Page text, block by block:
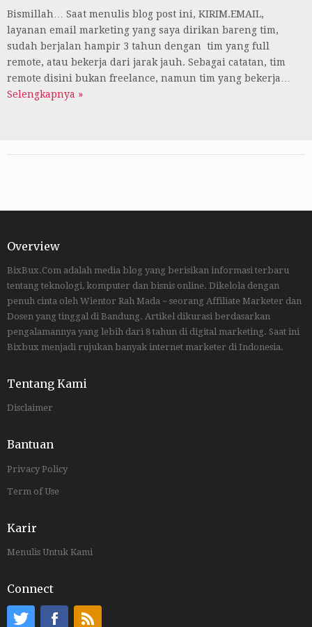
Bismillah… Saat menulis blog post ini, KIRIM.EMAIL,
layanan email marketing yang saya dirikan bareng tim,
sudah berjalan hampir 3 tahun dengan tim yang full
remote, atau bekerja dari jarak jauh. Sebagai catatan, tim
remote disini bukan freelance, namun tim yang bekerja…
Selengkapnya »
Overview
BixBux.Com adalah media blog yang berisikan informasi terbaru
tentang teknologi, komputer dan bisnis online. Dikelola dengan
penuh cinta oleh Wientor Rah Mada ~ seorang Affiliate Marketer dan
Dosen yang tinggal di Bandung. Artikel dikurasi berdasarkan
pengalamannya yang lebih dari 8 tahun di digital marketing. Saat ini
Bixbux menjadi rujukan banyak internet marketer di Indonesia.
Tentang Kami
Disclaimer
Bantuan
Privacy Policy
Term of Use
Karir
Menulis Untuk Kami
Connect